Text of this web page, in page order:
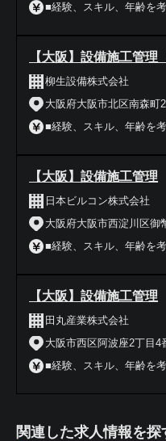
■経験、スキル、年齢を
【大阪】設備施工管理
柳生設備株式会社
大阪府大阪市北区南森町
■経験、スキル、年齢を
【大阪】設備施工管理
日本ビルコン株式会社
大阪府大阪市西淀川区御
■経験、スキル、年齢を
【大阪】設備施工管理
田丸産業株式会社
大阪市西区阿波座2丁目4
■経験、スキル、年齢を
関連した求人情報を探